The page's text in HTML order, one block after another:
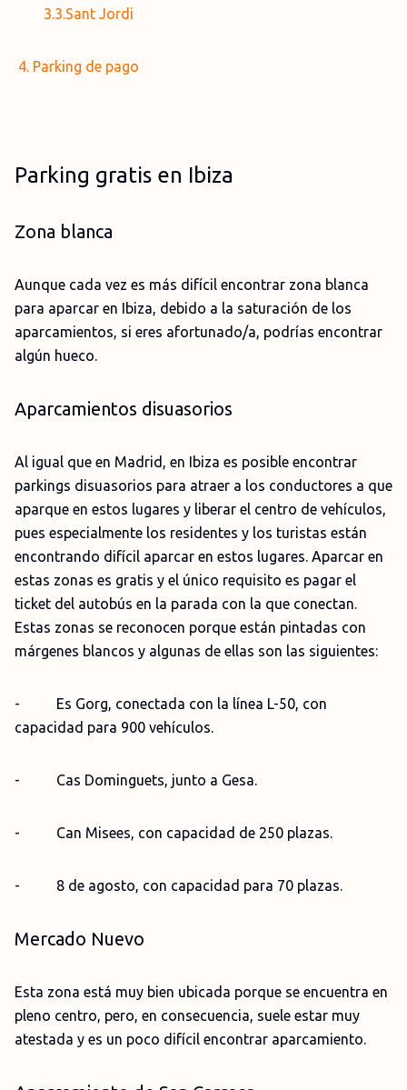
3.3.Sant Jordi
4. Parking de pago
Parking gratis en Ibiza
Zona blanca
Aunque cada vez es más difícil encontrar zona blanca
para aparcar en Ibiza, debido a la saturación de los
aparcamientos, si eres afortunado/a, podrías encontrar
algún hueco.
Aparcamientos disuasorios
Al igual que en Madrid, en Ibiza es posible encontrar
parkings disuasorios para atraer a los conductores a que
aparque en estos lugares y liberar el centro de vehículos,
pues especialmente los residentes y los turistas están
encontrando difícil aparcar en estos lugares. Aparcar en
estas zonas es gratis y el único requisito es pagar el
ticket del autobús en la parada con la que conectan.
Estas zonas se reconocen porque están pintadas con
márgenes blancos y algunas de ellas son las siguientes:
- Es Gorg, conectada con la línea L-50, con
capacidad para 900 vehículos.
- Cas Dominguets, junto a Gesa.
- Can Misees, con capacidad de 250 plazas.
- 8 de agosto, con capacidad para 70 plazas.
Mercado Nuevo
Esta zona está muy bien ubicada porque se encuentra en
pleno centro, pero, en consecuencia, suele estar muy
atestada y es un poco difícil encontrar aparcamiento.